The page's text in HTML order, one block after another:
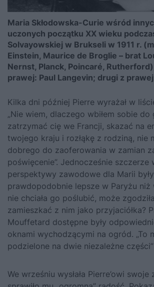
Maria Skłodowska-Curie wśród
uczonych początku XX wieku
Solvayowskiej w Brukseli w 1911 r.
Einstein, Maurice de Broglie – brat
Nernst, Planck, Poincaré,
prawej: Paul Langevin; drugi z
Kilka dni później Pierre wyrażał w
„Nie wiem, dlaczego wbiłem sobie do
zatrzymać cię we Francji, skazać na
twojego kraju i rozłąkę z rodziną, nie
dobrego do zaoferowania w zamian
poświęcenie”. Jednocześnie szczerze
perspektywy zawodowe dla Marii były
prawdopodobnie lepsze w Paryżu niż
nie chciała go poślubić, może
zamieszkać z nim jako przyjaciółka?
Mouffetard dostępne były
oknami wychodzącymi na ogród. „To
podzielone na dwie niezależne
We wrześniu wysłała Pierre’owi